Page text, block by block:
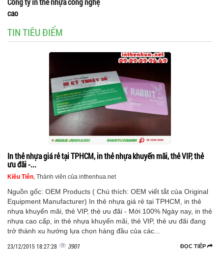
cao
TIN TIÊU ĐIỂM
In thẻ nhựa giá rẻ tại TPHCM, in thẻ nhựa khuyến mãi, thẻ VIP, thẻ
ưu đãi -...
Kiều Tiên, Thành viên của inthenhua.net
Nguồn gốc: OEM Products ( Chú thích: OEM viết tắt của Original
Equipment Manufacturer) In thẻ nhựa giá rẻ tại TPHCM, in thẻ
nhựa khuyến mãi, thẻ VIP, thẻ ưu đãi - Mới 100% Ngày nay, in thẻ
nhựa cao cấp, in thẻ nhựa khuyến mãi, thẻ VIP, thẻ ưu đãi đang
trở thành xu hướng lựa chọn hàng đầu của các...
ĐỌC TIẾP
23/12/2015 18:27:28 3901